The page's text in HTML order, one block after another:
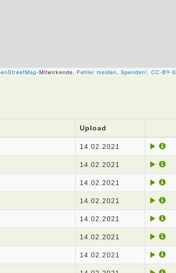
Upload
14.02.2021
14.02.2021
14.02.2021
14.02.2021
14.02.2021
14.02.2021
14.02.2021